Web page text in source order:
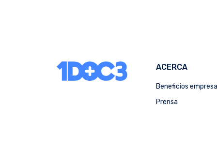
ACERCA
Beneficios
Prensa